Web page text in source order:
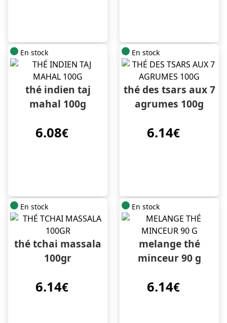
En stock
thé indien taj
mahal 100g
6.08€
En stock
thé des tsars aux 7
agrumes 100g
6.14€
En stock
thé tchai massala
100gr
6.14€
En stock
melange thé
minceur 90 g
6.14€